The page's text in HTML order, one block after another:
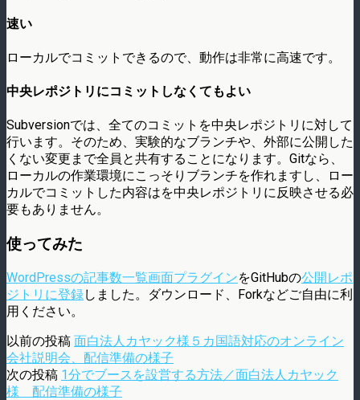
速い
ローカルでコミットできるので、動作は非常に高速です。
中央レポジトリにコミットしなくてもよい
Subversionでは、全てのコミットを中央レポジトリに対して
行います。そのため、実験的なブランチや、外部に公開した
くない変更まで全員と共有することになります。Gitなら、
ローカルの作業環境にこっそりブランチを作れますし、ロー
カルでコミットした内容はを中央レポジトリに反映させる必
要もありません。
使ってみた
WordPressの記事数一覧画面プラグインをGitHubの公開レポ
ジトリに登録しました。ダウンロード、Forkなどご自由に利
用ください。
以前の投稿 面白法人カヤック様５カ国語対応のオンライン
会社説明会、配信準備の様子
次の投稿 1分でブースを設営する方法／面白法人カヤック
様 配信準備の様子